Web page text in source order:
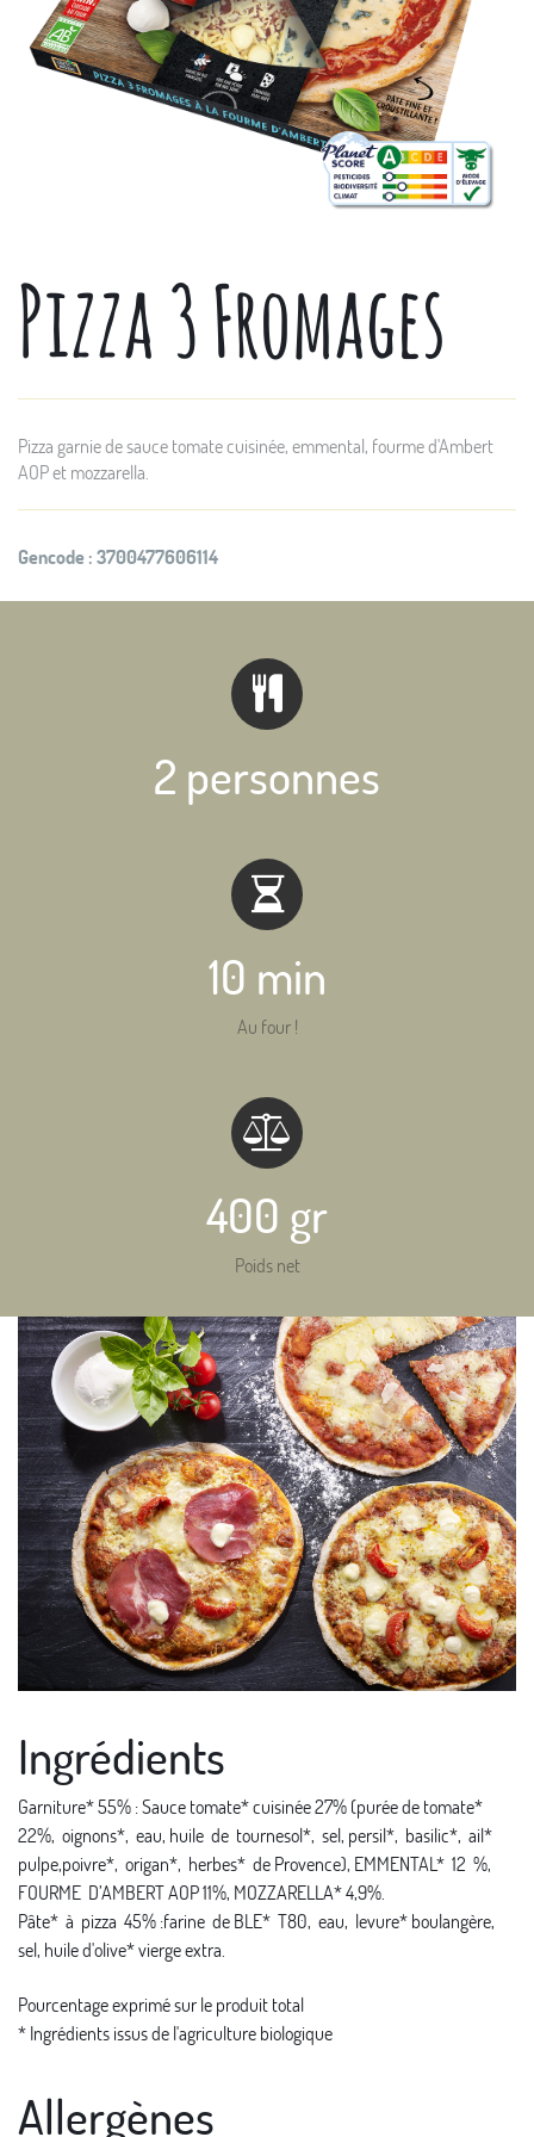
Pizza 3 Fromages
Pizza garnie de sauce tomate cuisinée, emmental, fourme d'Ambert
AOP et mozzarella.
Gencode :3700477606114
2 personnes
10 min
Au four !
400 gr
Poids net
Ingrédients
Garniture* 55% : Sauce tomate* cuisinée 27% (purée de tomate*
22%, oignons*, eau, huile de tournesol*, sel, persil*, basilic*, ail*
pulpe,poivre*, origan*, herbes* de Provence), EMMENTAL* 12 %,
FOURME D’AMBERT AOP 11%, MOZZARELLA* 4,9%.
Pâte* à pizza 45% :farine de BLE* T80, eau, levure* boulangère,
sel, huile d'olive* vierge extra.
Pourcentage exprimé sur le produit total
* Ingrédients issus de l'agriculture biologique
Allergènes